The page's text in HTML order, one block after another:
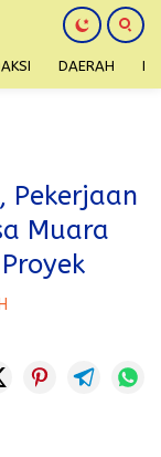
DAERAH
Muara